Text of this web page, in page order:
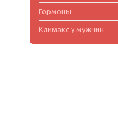
Гормоны
Климакс у мужчин